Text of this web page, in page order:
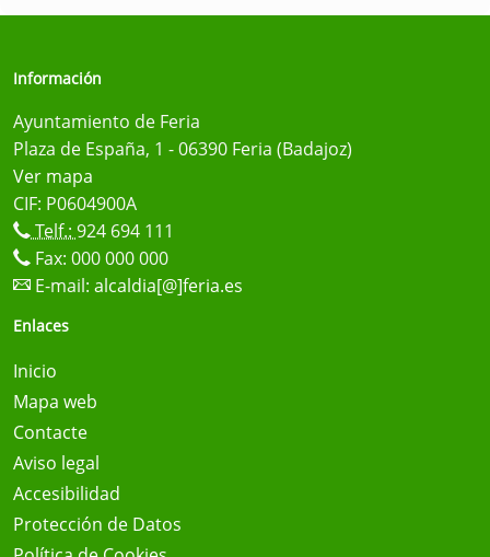
Información
Ayuntamiento de Feria
Plaza de España, 1 - 06390 Feria (Badajoz)
Ver mapa
CIF: P0604900A
Telf.: 924 694 111
Fax: 000 000 000
E-mail: alcaldia[@]feria.es
Enlaces
Inicio
Mapa web
Contacte
Aviso legal
Accesibilidad
Protección de Datos